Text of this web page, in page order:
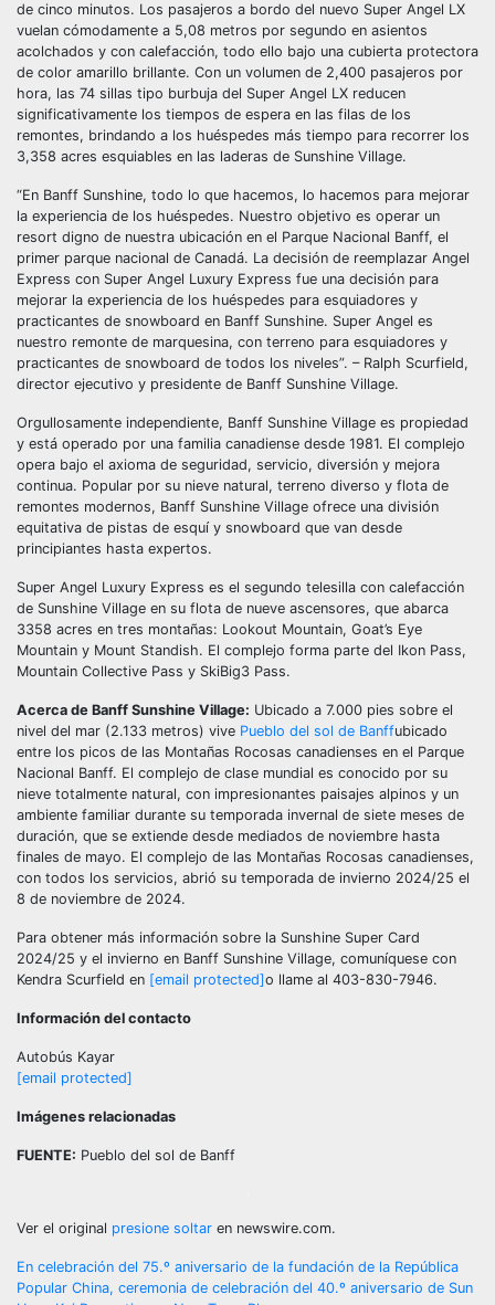
de cinco minutos. Los pasajeros a bordo del nuevo Super Angel LX
vuelan cómodamente a 5,08 metros por segundo en asientos
acolchados y con calefacción, todo ello bajo una cubierta protectora
de color amarillo brillante. Con un volumen de 2,400 pasajeros por
hora, las 74 sillas tipo burbuja del Super Angel LX reducen
significativamente los tiempos de espera en las filas de los
remontes, brindando a los huéspedes más tiempo para recorrer los
3,358 acres esquiables en las laderas de Sunshine Village.
“En Banff Sunshine, todo lo que hacemos, lo hacemos para mejorar
la experiencia de los huéspedes. Nuestro objetivo es operar un
resort digno de nuestra ubicación en el Parque Nacional Banff, el
primer parque nacional de Canadá. La decisión de reemplazar Angel
Express con Super Angel Luxury Express fue una decisión para
mejorar la experiencia de los huéspedes para esquiadores y
practicantes de snowboard en Banff Sunshine. Super Angel es
nuestro remonte de marquesina, con terreno para esquiadores y
practicantes de snowboard de todos los niveles”. – Ralph Scurfield,
director ejecutivo y presidente de Banff Sunshine Village.
Orgullosamente independiente, Banff Sunshine Village es propiedad
y está operado por una familia canadiense desde 1981. El complejo
opera bajo el axioma de seguridad, servicio, diversión y mejora
continua. Popular por su nieve natural, terreno diverso y flota de
remontes modernos, Banff Sunshine Village ofrece una división
equitativa de pistas de esquí y snowboard que van desde
principiantes hasta expertos.
Super Angel Luxury Express es el segundo telesilla con calefacción
de Sunshine Village en su flota de nueve ascensores, que abarca
3358 acres en tres montañas: Lookout Mountain, Goat’s Eye
Mountain y Mount Standish. El complejo forma parte del Ikon Pass,
Mountain Collective Pass y SkiBig3 Pass.
Acerca de Banff Sunshine Village: Ubicado a 7.000 pies sobre el
nivel del mar (2.133 metros) vive Pueblo del sol de Banffubicado
entre los picos de las Montañas Rocosas canadienses en el Parque
Nacional Banff. El complejo de clase mundial es conocido por su
nieve totalmente natural, con impresionantes paisajes alpinos y un
ambiente familiar durante su temporada invernal de siete meses de
duración, que se extiende desde mediados de noviembre hasta
finales de mayo. El complejo de las Montañas Rocosas canadienses,
con todos los servicios, abrió su temporada de invierno 2024/25 el
8 de noviembre de 2024.
Para obtener más información sobre la Sunshine Super Card
2024/25 y el invierno en Banff Sunshine Village, comuníquese con
Kendra Scurfield en [email protected]o llame al 403-830-7946.
Información del contacto
Autobús Kayar
[email protected]
Imágenes relacionadas
FUENTE: Pueblo del sol de Banff
Ver el original presione soltar en newswire.com.
Post
En celebración del 75.º aniversario de la fundación de la República
Popular China, ceremonia de celebración del 40.º aniversario de Sun